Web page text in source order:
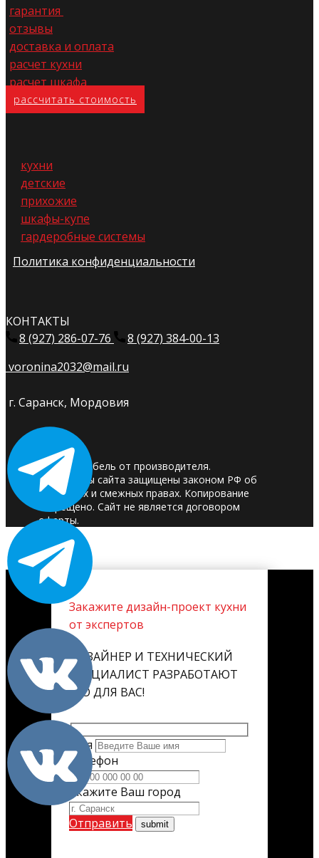
гарантия
отзывы
доставка и оплата
расчет кухни
расчет шкафа
расс​читать стоимость
кухни
детские
прихожие
шкафы-купе
гардеробные системы
Политика конфиденциальности
КОНТАКТЫ
8 (927) 286-07-76
8 (927) 384-00-13
voronina2032@mail.ru
г. Саранск, Мордовия
© 2025. Мебель от производителя.
Материалы сайта защищены законом РФ об
авторских и смежных правах. Копирование
запрещено. Сайт не является договором
оферты.
Закажите дизайн-проект кухни
от экспертов
ДИЗАЙНЕР И ТЕХНИЧЕСКИЙ
СПЕЦИАЛИСТ РАЗРАБОТАЮТ
ЕГО ДЛЯ ВАС!
Имя
Телефон
Укажите Ваш город
Отправить